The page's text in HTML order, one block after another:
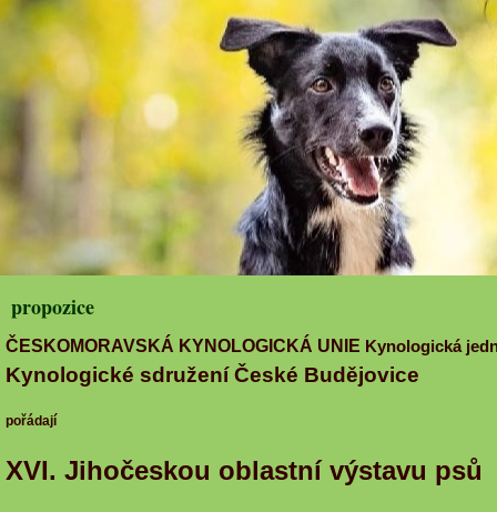
propozice
ČESKOMORAVSKÁ KYNOLOGICKÁ UNIE Kynologická
Kynologické sdružení České Budějovice
pořádají
XVI. Jihočeskou oblastní výstavu psů